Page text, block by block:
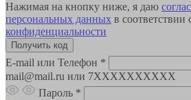
Нажимая на кнопку ниже, я даю
персональных данных в соответствии
конфиденциальности
E-mail или Телефон *
mail@mail.ru или 7XXXXXXXXXX
Пароль *